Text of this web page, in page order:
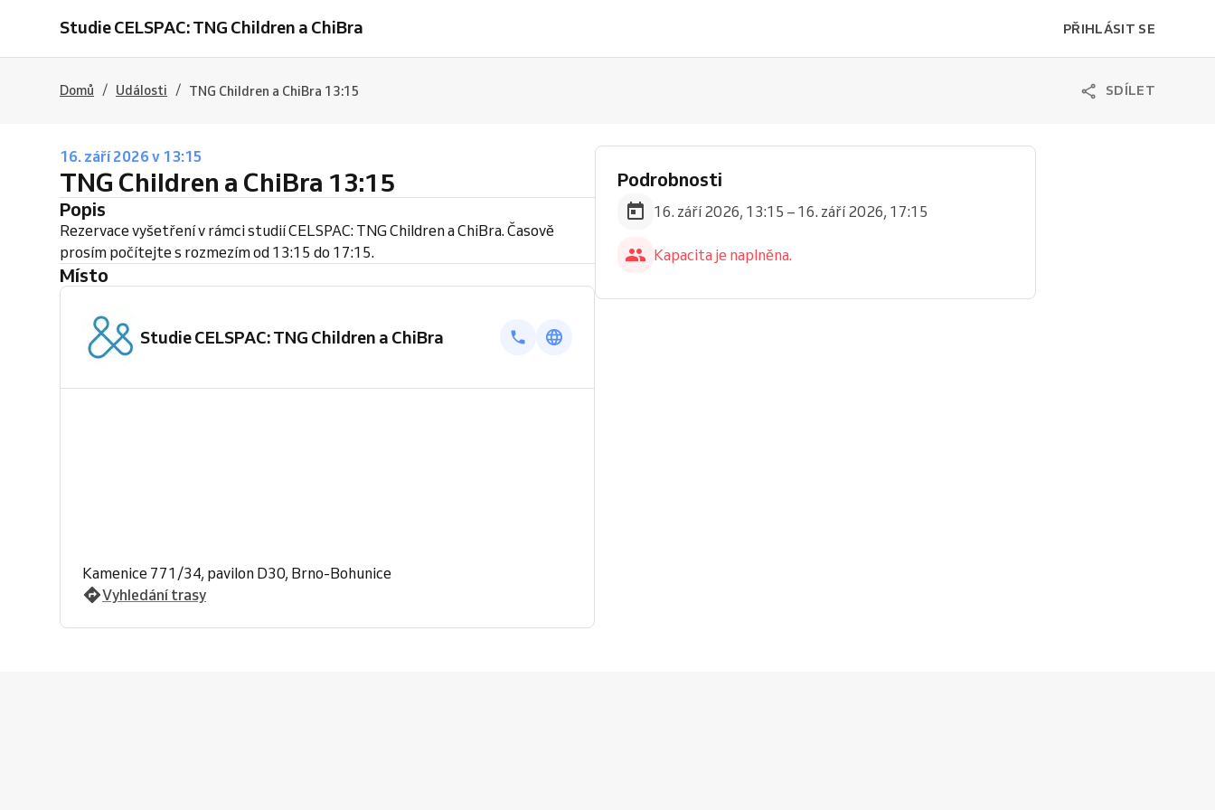
Studie CELSPAC: TNG Children a ChiBra PŘIHLÁSIT SE
Domů / Události / TNG Children a ChiBra 13:15 SDÍLET
16. září 2026 v 13:15
TNG Children a ChiBra 13:15
Popis
Rezervace vyšetření v rámci studií CELSPAC: TNG Children a ChiBra. Časově
prosím počítejte s rozmezím od 13:15 do 17:15.
Místo
Studie CELSPAC: TNG Children a ChiBra
Kamenice 771/34, pavilon D30, Brno-Bohunice
Vyhledání trasy
Podrobnosti
16. září 2026, 13:15 – 16. září 2026, 17:15
Kapacita je naplněna.